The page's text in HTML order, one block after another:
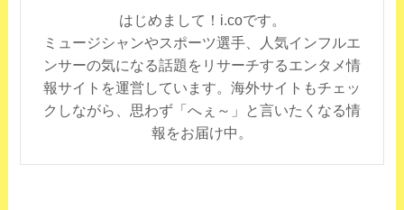
はじめまして！i.coです。
ミュージシャンやスポーツ選手、人気インフルエ
ンサーの気になる話題をリサーチするエンタメ情
報サイトを運営しています。海外サイトもチェッ
クしながら、思わず「へぇ～」と言いたくなる情
報をお届け中。